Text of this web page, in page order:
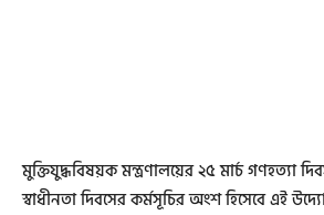
মুক্তিযুদ্ধবিষয়ক মন্ত্রণালয়ের ২৫ মার্চ গণহত্যা
স্বাধীনতা দিবসের কর্মসূচির অংশ হিসেবে এই